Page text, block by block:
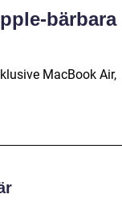
bärbara
MacBook Air,